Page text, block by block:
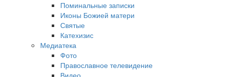
Поминальные записки
Иконы Божией матери
Святые
Катехизис
Медиатека
Фото
Православное телевидение
Видео